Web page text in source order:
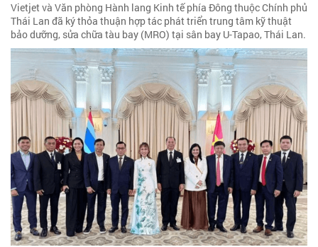
Vietjet và Văn phòng Hành lang Kinh tế phía Đông thuộc Chính phủ
Thái Lan đã ký thỏa thuận hợp tác phát triển trung tâm kỹ thuật
bảo dưỡng, sửa chữa tàu bay (MRO) tại sân bay U-Tapao, Thái Lan.